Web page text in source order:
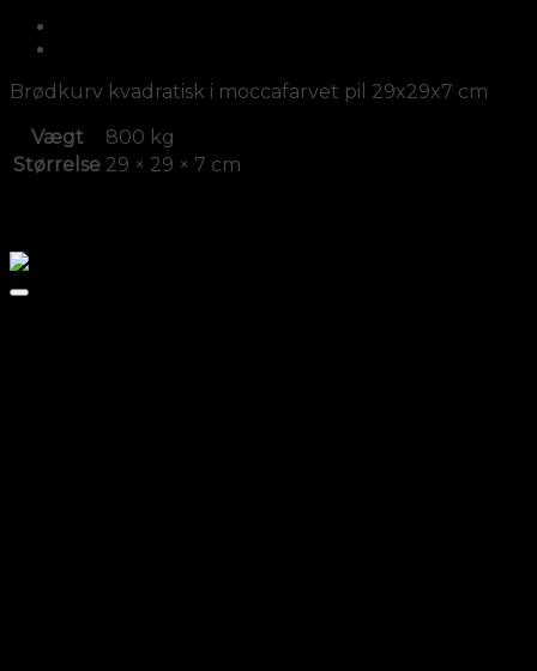
Brødkurv kvadratisk i moccafarvet pil 29x29x7 cm
Vægt
800 kg
Størrelse 29 × 29 × 7 cm